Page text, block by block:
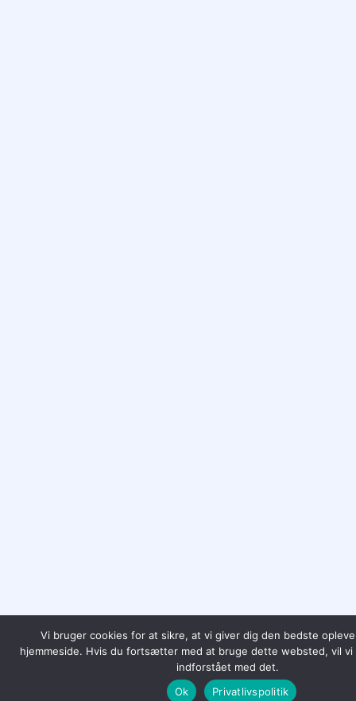
Vi bruger cookies for at sikre, at vi giver dig den bedste
hjemmeside. Hvis du fortsætter med at bruge dette websted, vil vi
indforstået med det.
Ok
Privatlivspolitik